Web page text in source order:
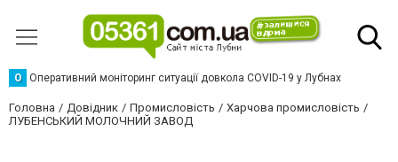
О Оперативний моніторинг ситуації довкола COVID-19 у Лубнах
Головна Довідник Промисловість
Харчова промисловість
ЛУБЕНСЬКИЙ МОЛОЧНИЙ ЗАВОД